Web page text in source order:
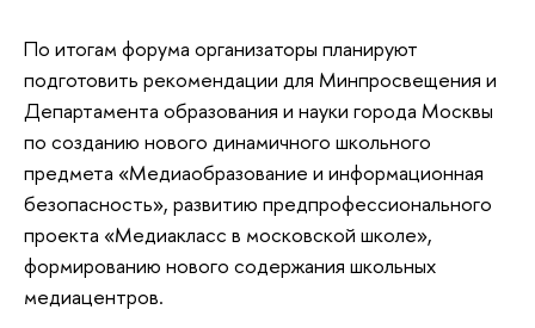
По итогам форума организаторы планируют
подготовить рекомендации для Минпросвещения и
Департамента образования и науки города Москвы
по созданию нового динамичного школьного
предмета «Медиаобразование и информационная
безопасность», развитию предпрофессионального
проекта «Медиакласс в московской школе»,
формированию нового содержания школьных
медиацентров.